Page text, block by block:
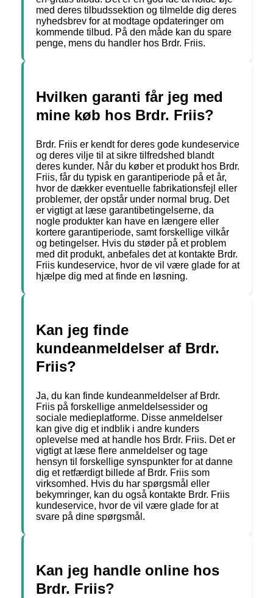
med deres tilbudssektion og tilmelde dig deres
nyhedsbrev for at modtage opdateringer om
kommende tilbud. På den måde kan du spare
penge, mens du handler hos Brdr. Friis.
Hvilken garanti får jeg med
mine køb hos Brdr. Friis?
Brdr. Friis er kendt for deres gode kundeservice
og deres vilje til at sikre tilfredshed blandt
deres kunder. Når du køber et produkt hos Brdr.
Friis, får du typisk en garantiperiode på et år,
hvor de dækker eventuelle fabrikationsfejl eller
problemer, der opstår under normal brug. Det
er vigtigt at læse garantibetingelserne, da
nogle produkter kan have en længere eller
kortere garantiperiode, samt forskellige vilkår
og betingelser. Hvis du støder på et problem
med dit produkt, anbefales det at kontakte Brdr.
Friis kundeservice, hvor de vil være glade for at
hjælpe dig med at finde en løsning.
Kan jeg finde
kundeanmeldelser af Brdr.
Friis?
Ja, du kan finde kundeanmeldelser af Brdr.
Friis på forskellige anmeldelsessider og
sociale medieplatforme. Disse anmeldelser
kan give dig et indblik i andre kunders
oplevelse med at handle hos Brdr. Friis. Det er
vigtigt at læse flere anmeldelser og tage
hensyn til forskellige synspunkter for at danne
dig et retfærdigt billede af Brdr. Friis som
virksomhed. Hvis du har spørgsmål eller
bekymringer, kan du også kontakte Brdr. Friis
kundeservice, hvor de vil være glade for at
svare på dine spørgsmål.
Kan jeg handle online hos
Brdr. Friis?